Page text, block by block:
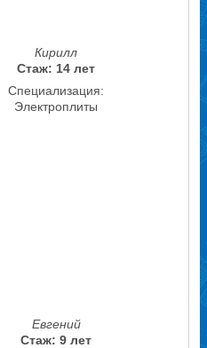
Кирилл
Стаж: 14 лет
Специализация:
Электроплиты
Евгений
Стаж: 9 лет